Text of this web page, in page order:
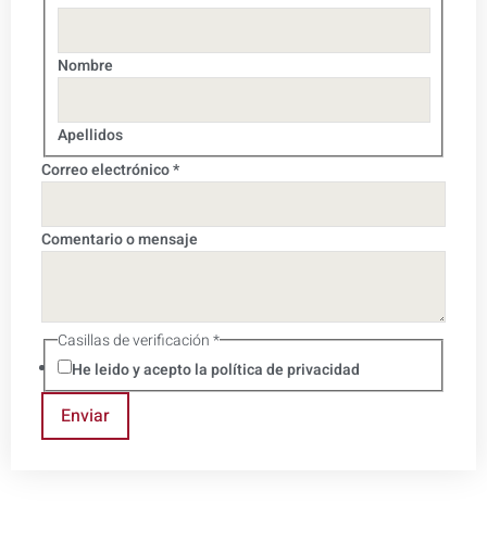
Nombre
Apellidos
Correo electrónico*
Correo
Comentario o mensaje
Casillas de verificación*
He leido y acepto la política de privacidad
Enviar